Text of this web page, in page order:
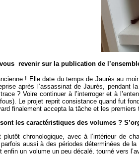
revenir sur la publication de
! Elle date du temps de Jaurès au
après l’assassinat de Jaurès,
? Voire continuer à l’interroger et à
Le projet reprit consistance quand fut
finalement accepta la tâche et les premiers
les caractéristiques des volumes ?
plutôt chronologique, avec à l’intérieur de
parfois aussi à des périodes déterminées de
enfin un volume un peu décalé, tourné vers